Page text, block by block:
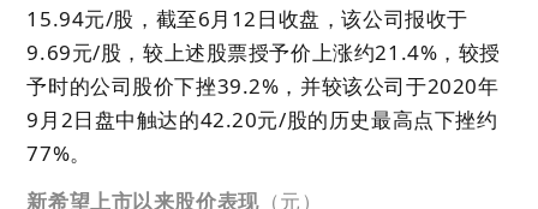
15.94元/股，截至6月12日收盘，该公司报收于
9.69元/股，较上述股票授予价上涨约21.4%，较授
予时的公司股价下挫39.2%，并较该公司于2020年
9月2日盘中触达的42.20元/股的历史最高点下挫约
77%。
新希望上市以来股价表现（元）